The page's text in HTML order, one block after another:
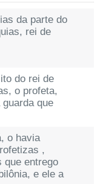
da parte do
rei de
do rei de
o profeta,
que
o havia
,
que entrego
e ele a